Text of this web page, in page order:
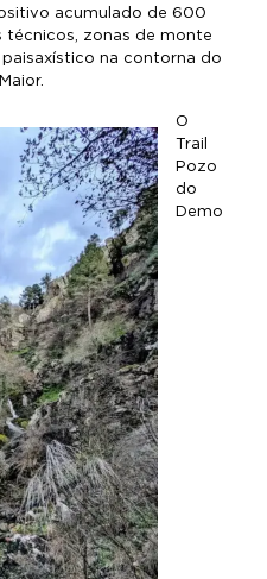
acumulado de 600
zonas de monte
na contorna do
O
Trail
Pozo
do
Demo